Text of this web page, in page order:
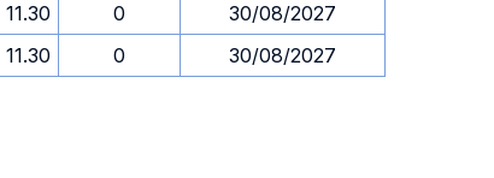
11.30 0
30/08/2027
11.30 0 30/08/2027